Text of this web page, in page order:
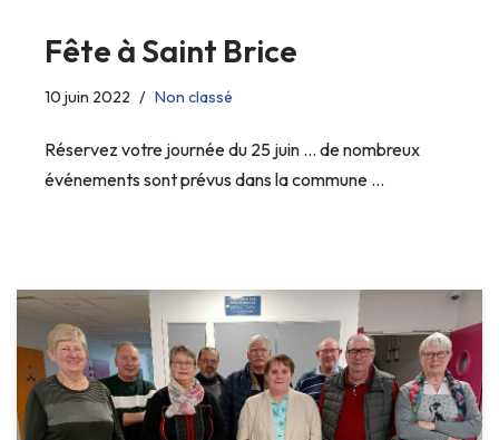
Fête à Saint Brice
10 juin 2022 Non classé
Réservez votre journée du 25 juin … de nombreux
événements sont prévus dans la commune …